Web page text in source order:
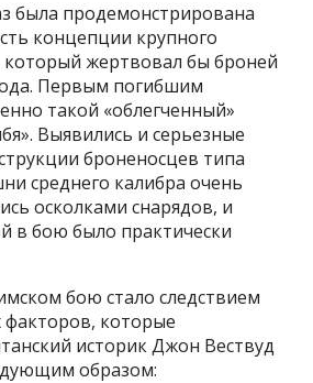
была продемонстрирована
концепции крупного
который жертвовал бы броней
Первым погибшим
такой «облегченный»
Выявились и серьезные
броненосцев типа
среднего калибра очень
осколками снарядов, и
в бою было практически
бою стало следствием
факторов, которые
историк Джон Вествуд
образом: